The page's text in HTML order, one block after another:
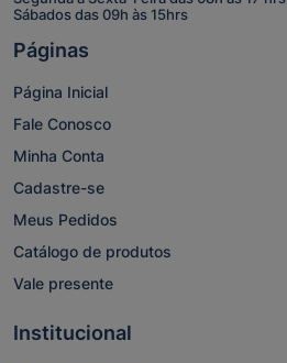
Sábados das 09h às 15hrs
Páginas
Página Inicial
Fale Conosco
Minha Conta
Cadastre-se
Meus Pedidos
Catálogo de produtos
Vale presente
Institucional